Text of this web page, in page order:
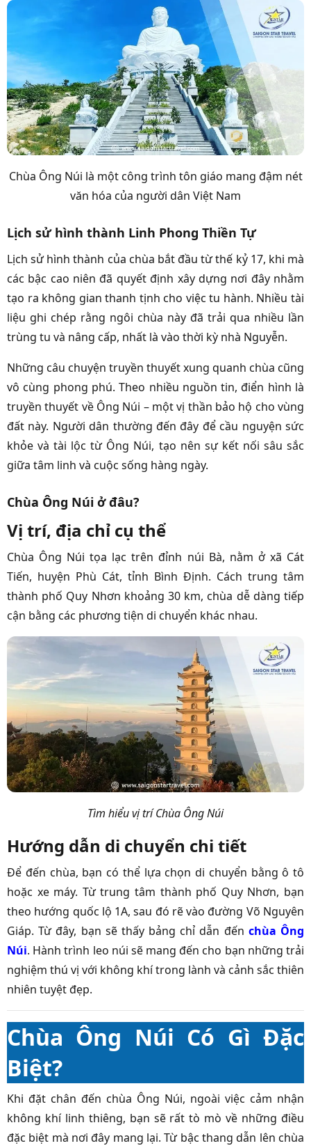
Chùa Ông Núi là một công trình tôn giáo mang đậm nét
văn hóa của người dân Việt Nam
Lịch sử hình thành Linh Phong Thiền Tự
Lịch sử hình thành của chùa bắt đầu từ thế kỷ 17, khi mà
các bậc cao niên đã quyết định xây dựng nơi đây nhằm
tạo ra không gian thanh tịnh cho việc tu hành. Nhiều tài
liệu ghi chép rằng ngôi chùa này đã trải qua nhiều lần
trùng tu và nâng cấp, nhất là vào thời kỳ nhà Nguyễn.
Những câu chuyện truyền thuyết xung quanh chùa cũng
vô cùng phong phú. Theo nhiều nguồn tin, điển hình là
truyền thuyết về Ông Núi – một vị thần bảo hộ cho vùng
đất này. Người dân thường đến đây để cầu nguyện sức
khỏe và tài lộc từ Ông Núi, tạo nên sự kết nối sâu sắc
giữa tâm linh và cuộc sống hàng ngày.
Chùa Ông Núi ở đâu?
Vị trí, địa chỉ cụ thể
Chùa Ông Núi tọa lạc trên đỉnh núi Bà, nằm ở xã Cát
Tiến, huyện Phù Cát, tỉnh Bình Định. Cách trung tâm
thành phố Quy Nhơn khoảng 30 km, chùa dễ dàng tiếp
cận bằng các phương tiện di chuyển khác nhau.
Tìm hiểu vị trí Chùa Ông Núi
Hướng dẫn di chuyển chi tiết
Để đến chùa, bạn có thể lựa chọn di chuyển bằng ô tô
hoặc xe máy. Từ trung tâm thành phố Quy Nhơn, bạn
theo hướng quốc lộ 1A, sau đó rẽ vào đường Võ Nguyên
Giáp. Từ đây, bạn sẽ thấy bảng chỉ dẫn đến chùa Ông
Núi. Hành trình leo núi sẽ mang đến cho bạn những trải
nghiệm thú vị với không khí trong lành và cảnh sắc thiên
nhiên tuyệt đẹp.
Chùa Ông Núi Có Gì Đặc
Biệt?
Khi đặt chân đến chùa Ông Núi, ngoài việc cảm nhận
không khí linh thiêng, bạn sẽ rất tò mò về những điều
đặc biệt mà nơi đây mang lại. Từ bậc thang dẫn lên chùa